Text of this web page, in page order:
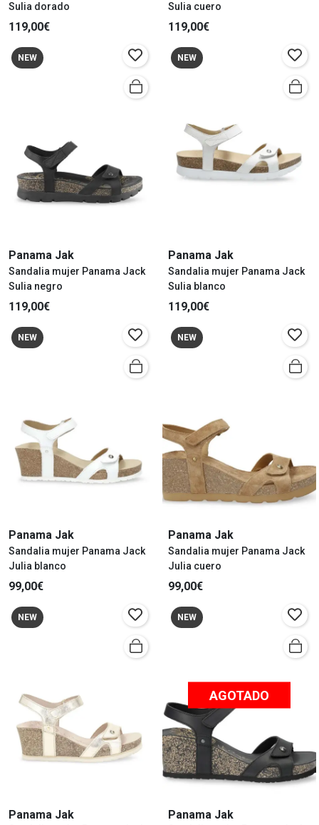
Sulia dorado
119,00€
Sulia cuero
119,00€
NEW
Panama Jak
Sandalia mujer Panama Jack
Sulia negro
119,00€
NEW
Panama Jak
Sandalia mujer Panama Jack
Sulia blanco
119,00€
NEW
Panama Jak
Sandalia mujer Panama Jack
Julia blanco
99,00€
NEW
Panama Jak
Sandalia mujer Panama Jack
Julia cuero
99,00€
NEW
Panama Jak
NEW
AGOTADO
Panama Jak